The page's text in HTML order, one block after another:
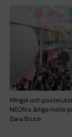
Mingel och
NEON:s årliga möte
Sara Bruce